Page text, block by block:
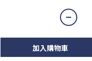
加入購物車